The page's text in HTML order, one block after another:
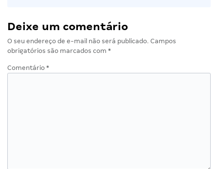
Deixe um comentário
O seu endereço de e-mail não será publicado. Campos
obrigatórios são marcados com *
Comentário *